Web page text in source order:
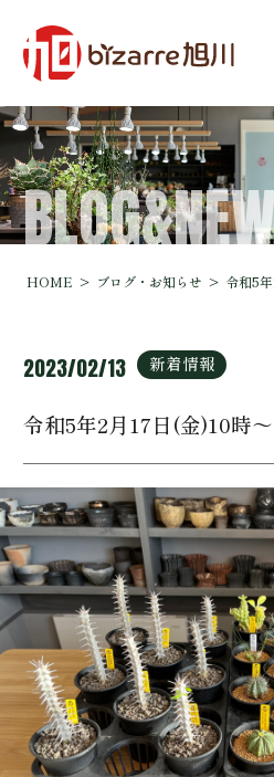
bizarre旭川について
ギャラリー
店舗案内・アクセス
ブログ・お知らせ
0166-
HOME ブログ・お知らせ 令和5
2023/02/13 新着情報
令和5年2月17日(金)10時